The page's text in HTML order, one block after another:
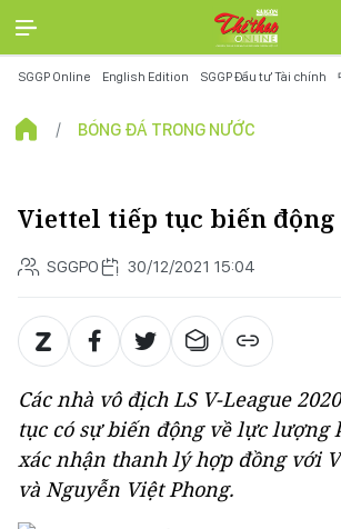
SGGP Online English Edition SGGP Đầu tư Tài chính
BÓNG ĐÁ TRONG NƯỚC
Viettel tiếp tục biến
SGGPO 30/12/2021 15:04
Các nhà vô địch LS V-League
tục có sự biến động về lực lượng
xác nhận thanh lý hợp đồng với
và Nguyễn Việt Phong.